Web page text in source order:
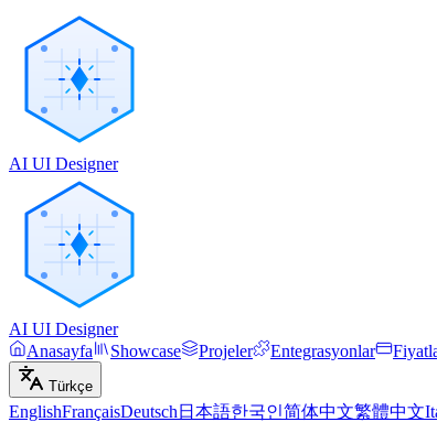
AI UI Designer
AI UI Designer
Anasayfa
Showcase Projeler Entegrasyonlar
Türkçe
EnglishFrançaisDeutsch 日本語한국인简体中文繁體中文